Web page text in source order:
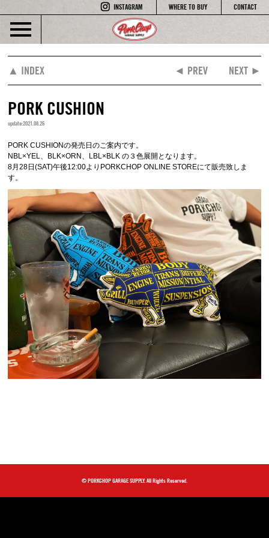
INSTAGRAM WHERE TO BUY CONTACT
▲ INDEX ◄ PREV NEXT ►
PORK CUSHION
update:2021.08.26
PORK CUSHIONの発売日のご案内です。
NBL×YEL、BLK×ORN、LBL×BLK の３色展開となります。
8月28日(SAT)午後12:00よりPORKCHOP ONLINE STOREにて販売致しま
す。
© PORKCHOP GARAGE SUPPLY. All Rights Reserved.